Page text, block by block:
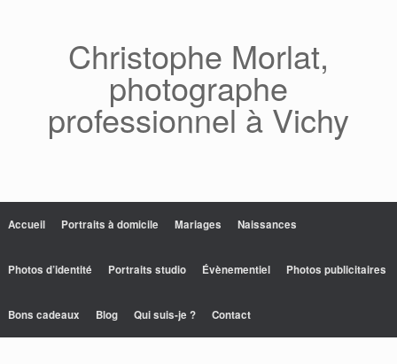
Christophe Morlat,
photographe
professionnel à Vichy
Accueil Portraits à domicile Mariages Naissances
Photos d’identité Portraits studio Évènementiel Photos publicitaires
Bons cadeaux Blog Qui suis-je ? Contact